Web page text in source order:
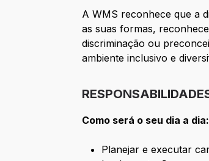
A WMS reconhece que a
as suas formas,
discriminação ou
ambiente inclusivo e
Como será o seu dia a dia:
Planejar e executar